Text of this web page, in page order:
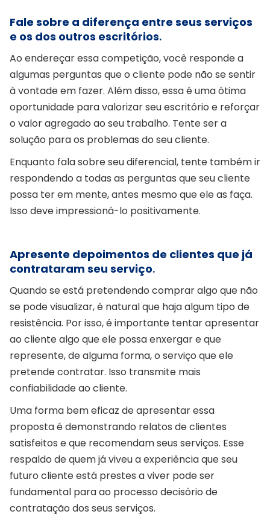
Fale sobre a diferença entre seus serviços
e os dos outros escritórios.
Ao endereçar essa competição, você responde a
algumas perguntas que o cliente pode não se sentir
à vontade em fazer. Além disso, essa é uma ótima
oportunidade para valorizar seu escritório e reforçar
o valor agregado ao seu trabalho. Tente ser a
solução para os problemas do seu cliente.
Enquanto fala sobre seu diferencial, tente também ir
respondendo a todas as perguntas que seu cliente
possa ter em mente, antes mesmo que ele as faça.
Isso deve impressioná-lo positivamente.
Apresente depoimentos de clientes que já
contrataram seu serviço.
Quando se está pretendendo comprar algo que não
se pode visualizar, é natural que haja algum tipo de
resistência. Por isso, é importante tentar apresentar
ao cliente algo que ele possa enxergar e que
represente, de alguma forma, o serviço que ele
pretende contratar. Isso transmite mais
confiabilidade ao cliente.
Uma forma bem eficaz de apresentar essa
proposta é demonstrando relatos de clientes
satisfeitos e que recomendam seus serviços. Esse
respaldo de quem já viveu a experiência que seu
futuro cliente está prestes a viver pode ser
fundamental para ao processo decisório de
contratação dos seus serviços.